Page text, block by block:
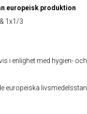
europeisk produktion
1x1/3
i enlighet med hygien-
europeiska